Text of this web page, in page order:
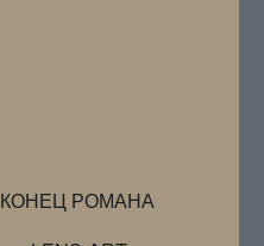
КОНЕЦ РОМАНА